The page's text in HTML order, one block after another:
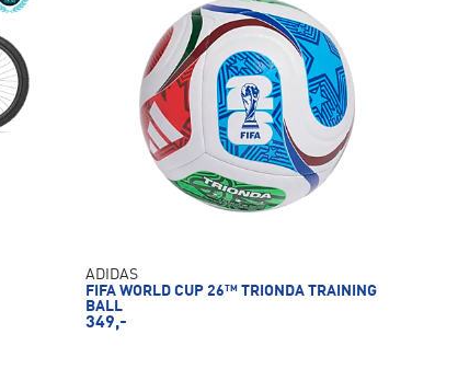
ADIDAS
FIFA WORLD CUP 26™ TRIONDA TRAINING
BALL
349,-